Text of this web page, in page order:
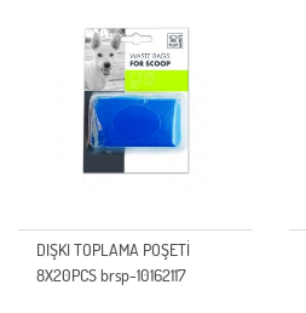
DIŞKI TOPLAMA POŞETİ
8X20PCS brsp-10162117